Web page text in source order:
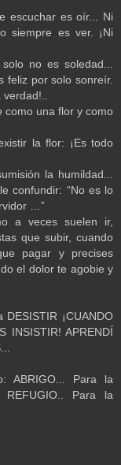
escuchar es oír... Ni
siempre es ver. ¡Ni
no es soledad...
feliz por solo sonreír.
como una flor y como
la flor: ¡Es todo
la humildad...
confundir: “No es lo
…”
a veces suelen ir,
que subir, cuando
pagar y precises
el dolor te agobie y
¡CUANDO
INSISTIR! APRENDÍ
ABRIGO... Para la
Para la